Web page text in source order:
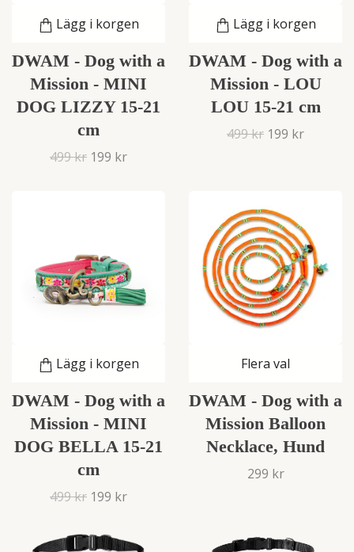
Lägg i korgen
DWAM - Dog with a
Mission - MINI
DOG LIZZY 15-21
cm
499 kr 199 kr
Lägg i korgen
DWAM - Dog with a
Mission - LOU
LOU 15-21 cm
499 kr 199 kr
Lägg i korgen
DWAM - Dog with a
Mission - MINI
DOG BELLA 15-21
cm
499 kr 199 kr
Flera val
DWAM - Dog with a
Mission Balloon
Necklace, Hund
299 kr